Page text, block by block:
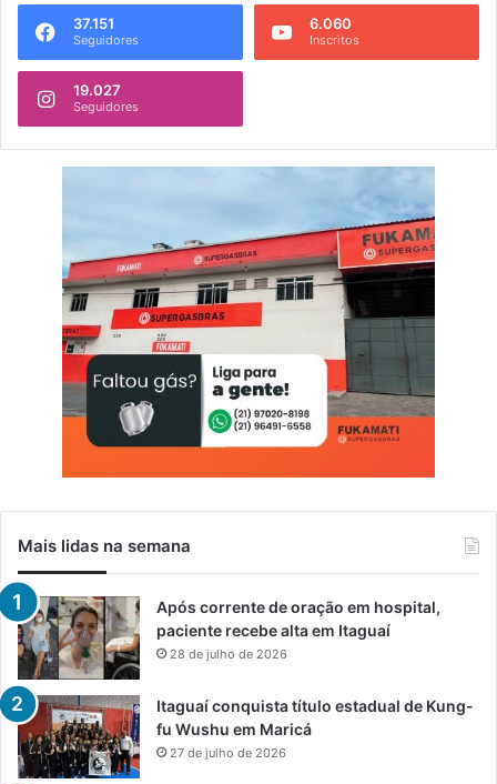
37.151
Seguidores
6.060
Inscritos
19.027
Seguidores
Mais lidas na semana
Após corrente de oração em hospital,
paciente recebe alta em Itaguaí
28 de julho de 2026
Itaguaí conquista título estadual de Kung-
fu Wushu em Maricá
27 de julho de 2026